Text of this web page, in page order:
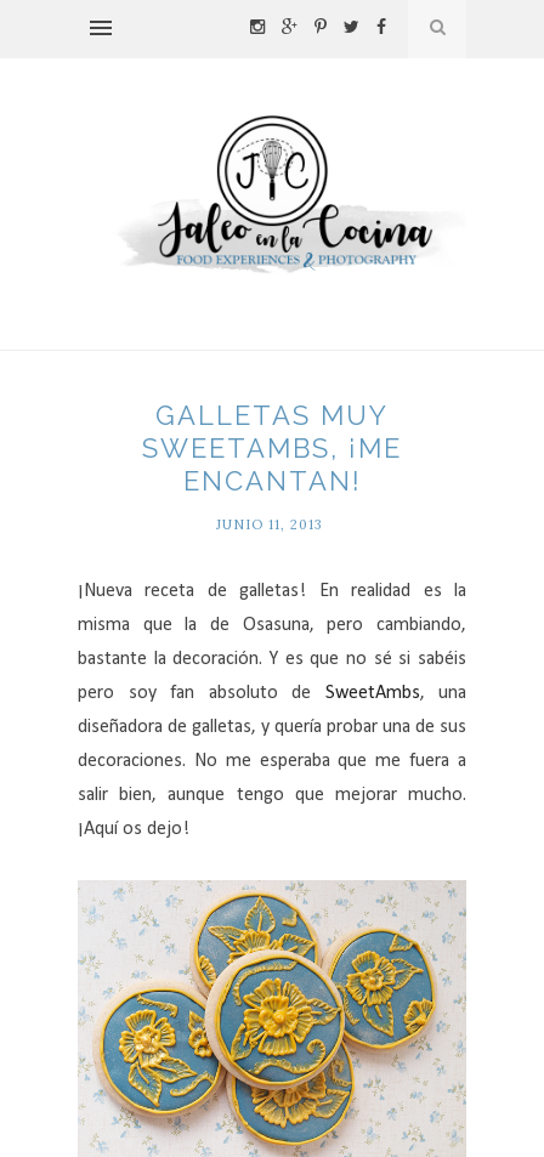
GALLETAS MUY
SWEETAMBS, ¡ME
ENCANTAN!
JUNIO 11, 2013
¡Nueva receta de galletas! En realidad es la
misma que la de Osasuna, pero cambiando,
bastante la decoración. Y es que no sé si sabéis
pero soy fan absoluto de SweetAmbs, una
diseñadora de galletas, y quería probar una de sus
decoraciones. No me esperaba que me fuera a
salir bien, aunque tengo que mejorar mucho.
¡Aquí os dejo!